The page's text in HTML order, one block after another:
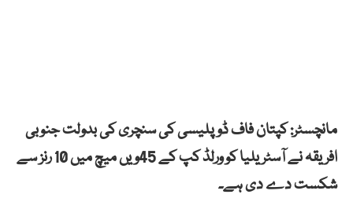
مانچسٹر: کپتان فاف ڈوپلیسی کی سنچری کی بدولت جنوبی
افریقہ نے آسٹریلیا کو ورلڈ کپ کے 45ویں میچ میں 10 رنز سے
شکست دے دی ہے۔